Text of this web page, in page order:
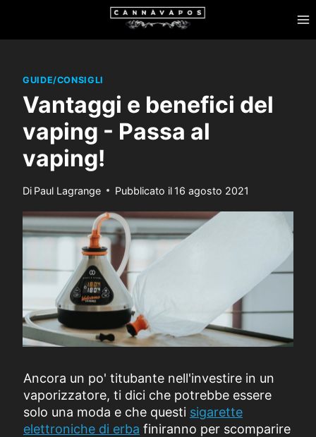
GUIDE/CONSIGLI
Vantaggi e benefici del
vaping - Passa al
vaping!
Di Paul Lagrange Pubblicato il 16 agosto 2021
Ancora un po' titubante nell'investire in un
vaporizzatore, ti dici che potrebbe essere
solo una moda e che questi sigarette
elettroniche di erba finiranno per scomparire